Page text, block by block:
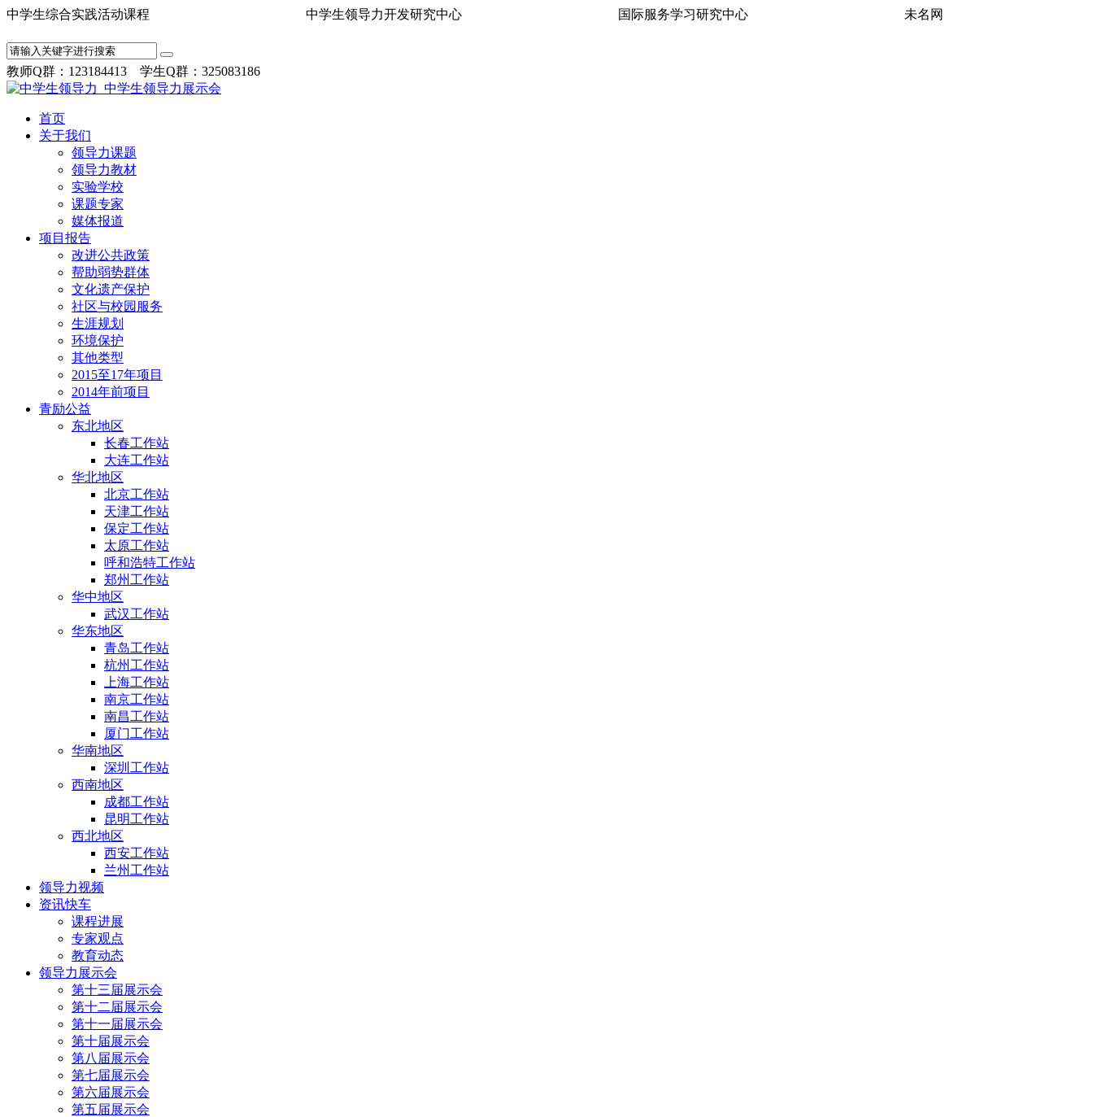
中学生综合实践活动课程 中学生领导力开发研究中心 国际服务学习研究中心 未名网
教师Q群：123184413 学生Q群：325083186
首页
关于我们
领导力课题
领导力教材
实验学校
课题专家
媒体报道
项目报告
改进公共政策
帮助弱势群体
文化遗产保护
社区与校园服务
生涯规划
环境保护
其他类型
2015至17年项目
2014年前项目
青励公益
东北地区
长春工作站
大连工作站
华北地区
北京工作站
天津工作站
保定工作站
太原工作站
呼和浩特工作站
郑州工作站
华中地区
武汉工作站
华东地区
青岛工作站
杭州工作站
上海工作站
南京工作站
南昌工作站
厦门工作站
华南地区
深圳工作站
西南地区
成都工作站
昆明工作站
西北地区
西安工作站
兰州工作站
领导力视频
资讯快车
课程进展
专家观点
教育动态
领导力展示会
第十三届展示会
第十二届展示会
第十一届展示会
第十届展示会
第八届展示会
第七届展示会
第六届展示会
第五届展示会